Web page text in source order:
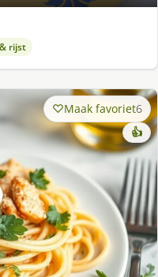
rijst
Maak favoriet6
👍